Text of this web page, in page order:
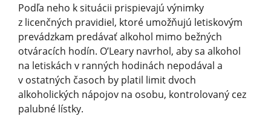
Podľa neho k situácii prispievajú výnimky
z licenčných pravidiel, ktoré umožňujú letiskovým
prevádzkam predávať alkohol mimo bežných
otváracích hodín. O’Leary navrhol, aby sa alkohol
na letiskách v ranných hodinách nepodával a
v ostatných časoch by platil limit dvoch
alkoholických nápojov na osobu, kontrolovaný cez
palubné lístky.